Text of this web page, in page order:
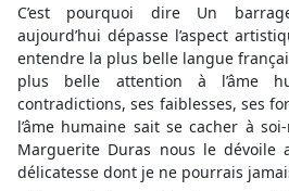
C’est pourquoi dire Un
aujourd’hui dépasse l’aspect
entendre la plus belle langue
plus belle attention à l’âme
contradictions, ses faiblesses, ses
l’âme humaine sait se cacher à
Marguerite Duras nous le dévoile
délicatesse dont je ne pourrais